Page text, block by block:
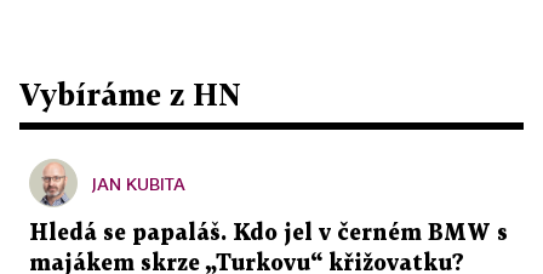
Vybíráme z HN
JAN KUBITA
Hledá se papaláš. Kdo jel v černém BMW s
majákem skrze „Turkovu“ křižovatku?